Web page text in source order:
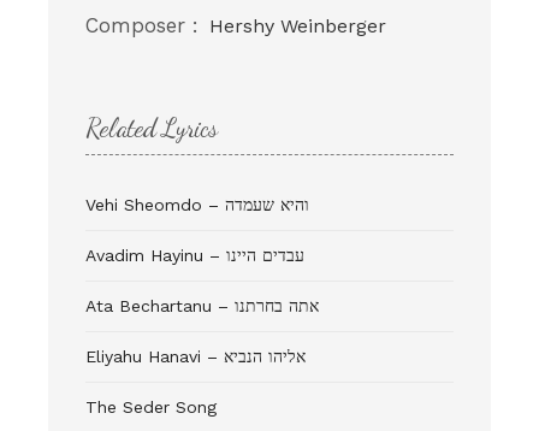
Composer : Hershy Weinberger
Related Lyrics
Vehi Sheomdo – והיא שעמדה
Avadim Hayinu – עבדים היינו
Ata Bechartanu – אתה בחרתנו
Eliyahu Hanavi – אליהו הנביא
The Seder Song